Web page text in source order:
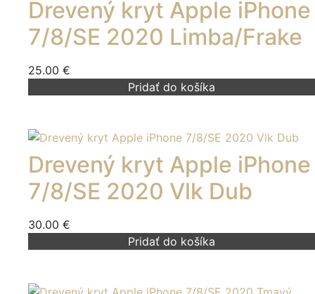
Drevený kryt Apple iPhone
7/8/SE 2020 Limba/Frake
25.00 €
Pridať do košíka
Drevený kryt Apple iPhone
7/8/SE 2020 Vlk Dub
30.00 €
Pridať do košíka